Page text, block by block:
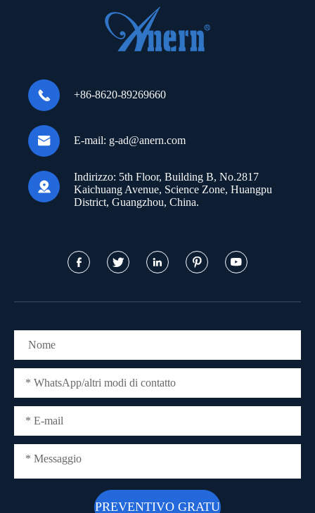
 +86-8620-89269660
 E-mail: g-ad@anern.com

Indirizzo: 5th Floor, Building B, No.2817
Kaichuang Avenue, Science Zone, Huangpu
District, Guangzhou, China.
    